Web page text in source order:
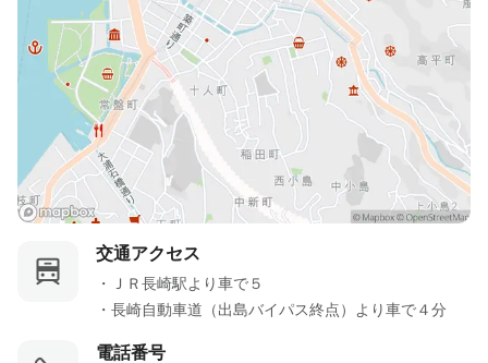
交通アクセス
・ＪＲ長崎駅より車で５
・長崎自動車道（出島バイパス終点）より車で４分
電話番号